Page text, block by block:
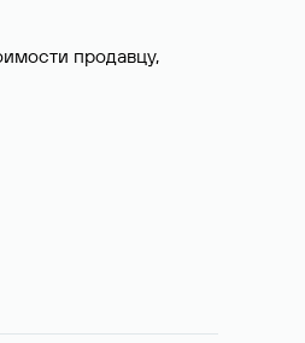
продавцу,